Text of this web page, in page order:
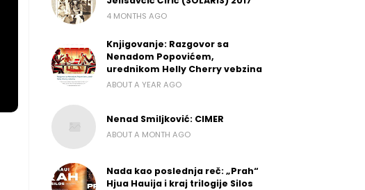
4 MONTHS AGO
Knjigovanje: Razgovor sa
Nenadom Popovićem,
urednikom Helly Cherry vebzina
ABOUT A YEAR AGO
Nenad Smiljković: CIMER
ABOUT A MONTH AGO
Nada kao poslednja reč: „Prah“
Hjua Hauija i kraj trilogije Silos